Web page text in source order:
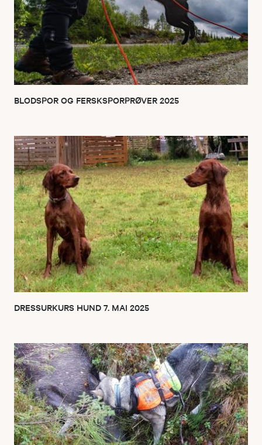
BLODSPOR OG FERSKSPORPRØVER 2025
DRESSURKURS HUND 7. MAI 2025